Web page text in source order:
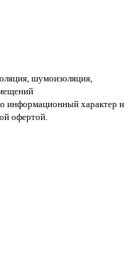
шумоизоляция,
информационный характер и
офертой.